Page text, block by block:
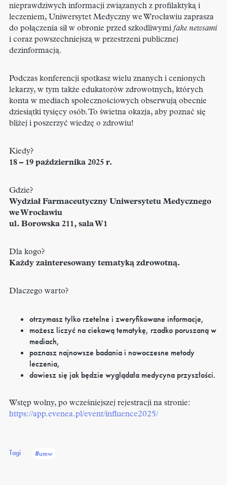
nieprawdziwych informacji związanych z profilaktyką i
leczeniem, Uniwersytet Medyczny we Wrocławiu zaprasza
do połączenia sił w obronie przed szkodliwymi fake newsami
i coraz powszechniejszą w przestrzeni publicznej
dezinformacją.
Podczas konferencji spotkasz wielu znanych i cenionych
lekarzy, w tym także edukatorów zdrowotnych, których
konta w mediach społecznościowych obserwują obecnie
dziesiątki tysięcy osób. To świetna okazja, aby poznać się
bliżej i poszerzyć wiedzę o zdrowiu!
Kiedy?
18 – 19 października 2025 r.
Gdzie?
Wydział Farmaceutyczny Uniwersytetu Medycznego
we Wrocławiu
ul. Borowska 211, sala W1
Dla kogo?
Każdy zainteresowany tematyką zdrowotną.
Dlaczego warto?
otrzymasz tylko rzetelne i zweryfikowane informacje,
możesz liczyć na ciekawą tematykę, rzadko poruszaną w
mediach,
poznasz najnowsze badania i nowoczesne metody
leczenia,
dowiesz się jak będzie wyglądała medycyna przyszłości.
Wstęp wolny, po wcześniejszej rejestracji na stronie:
https://app.evenea.pl/event/influence2025/
Tagi #umw